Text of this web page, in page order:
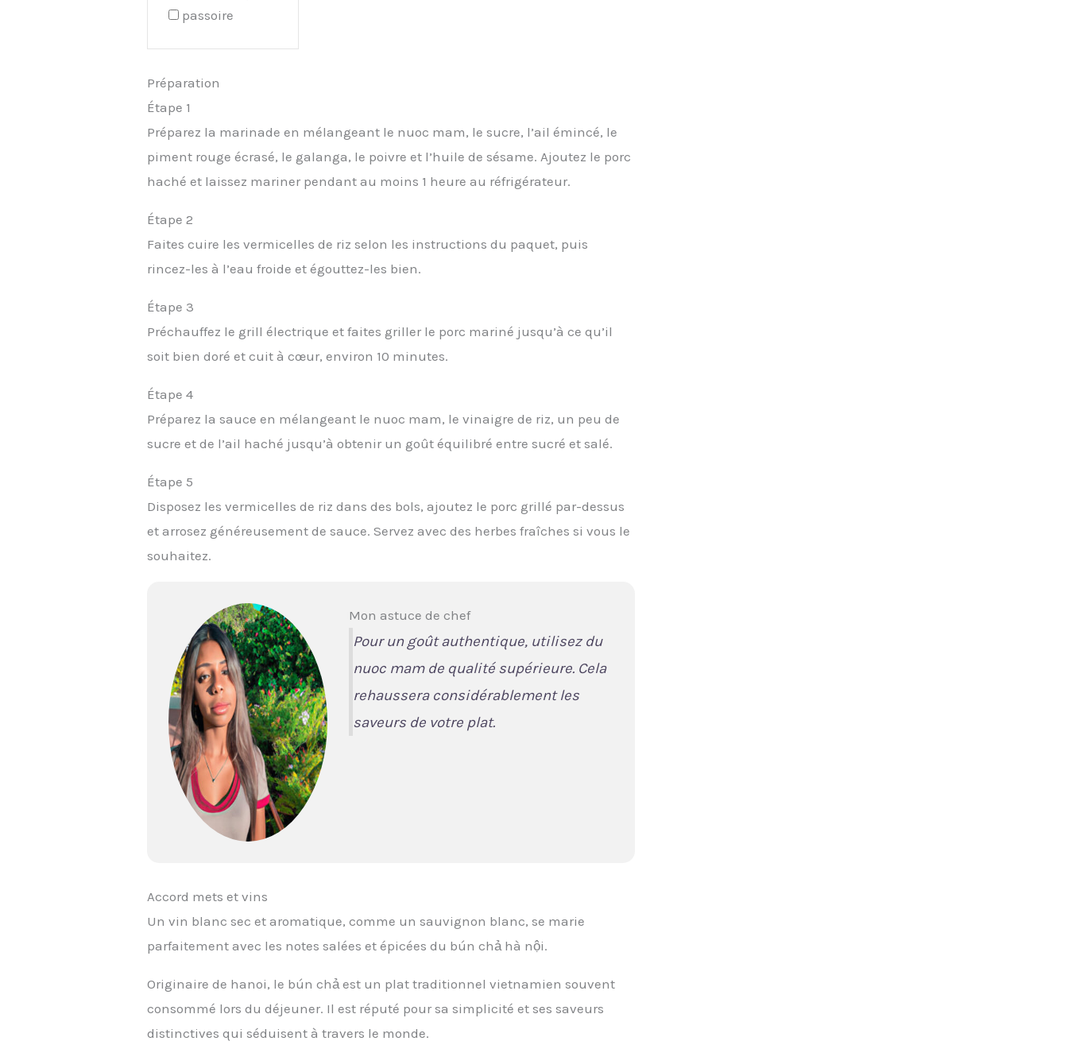
passoire
Préparation
Étape 1
Préparez la marinade en mélangeant le nuoc mam, le sucre, l’ail émincé, le
piment rouge écrasé, le galanga, le poivre et l’huile de sésame. Ajoutez le porc
haché et laissez mariner pendant au moins 1 heure au réfrigérateur.
Étape 2
Faites cuire les vermicelles de riz selon les instructions du paquet, puis
rincez-les à l’eau froide et égouttez-les bien.
Étape 3
Préchauffez le grill électrique et faites griller le porc mariné jusqu’à ce qu’il
soit bien doré et cuit à cœur, environ 10 minutes.
Étape 4
Préparez la sauce en mélangeant le nuoc mam, le vinaigre de riz, un peu de
sucre et de l’ail haché jusqu’à obtenir un goût équilibré entre sucré et salé.
Étape 5
Disposez les vermicelles de riz dans des bols, ajoutez le porc grillé par-dessus
et arrosez généreusement de sauce. Servez avec des herbes fraîches si vous le
souhaitez.
Mon astuce de chef
Pour un goût authentique, utilisez du
nuoc mam de qualité supérieure. Cela
rehaussera considérablement les
saveurs de votre plat.
Accord mets et vins
Un vin blanc sec et aromatique, comme un sauvignon blanc, se marie
parfaitement avec les notes salées et épicées du bún chả hà nội.
Originaire de hanoi, le bún chả est un plat traditionnel vietnamien souvent
consommé lors du déjeuner. Il est réputé pour sa simplicité et ses saveurs
distinctives qui séduisent à travers le monde.